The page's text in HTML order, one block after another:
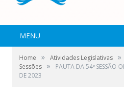
MENU
Home » Atividades Legislativas »
Sessões »
PAUTA DA 54ª SESSÃO
DE 2023